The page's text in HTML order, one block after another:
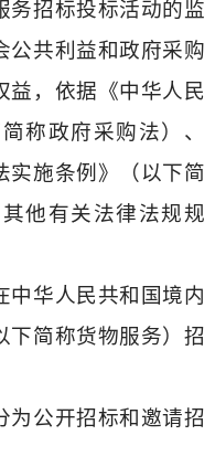
务招标投标活动的监
公共利益和政府采购
益，依据《中华人民
称政府采购法）、
实施条例》（以下简
他有关法律法规规
华人民共和国境内
下简称货物服务）招
公开招标和邀请招